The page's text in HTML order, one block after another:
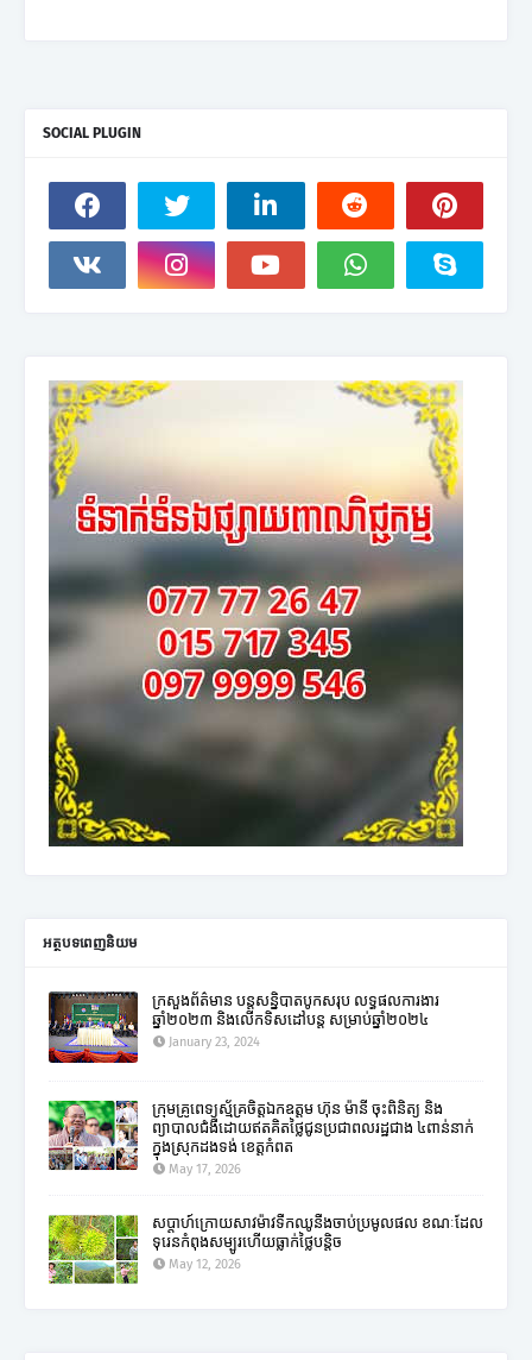
SOCIAL PLUGIN
អត្ថបទពេញនិយម
ក្រសួងព័ត៌មាន បន្តសន្និបាតបូកសរុប លទ្ធផលការងារ
ឆ្នាំ២០២៣ និងលើកទិសដៅបន្ត សម្រាប់ឆ្នាំ២០២៤
January 23, 2024
ក្រុមគ្រូពេទ្យស្ម័គ្រចិត្តឯកឧត្តម ហ៊ុន ម៉ានី ចុះពិនិត្យ និង
ព្យាបាលជំងឺដោយឥតគិតថ្លៃជូនប្រជាពលរដ្ឋជាង ៤ពាន់នាក់
ក្នុងស្រុកដងទង់ ខេត្តកំពត
May 17, 2026
សប្តាហ៍ក្រោយសាវម៉ាវទឹកឈូនឹងចាប់ប្រមូលផល ខណៈដែល
ទុរេនកំពុងសម្បូរហើយធ្លាក់ថ្លៃបន្តិច
May 12, 2026